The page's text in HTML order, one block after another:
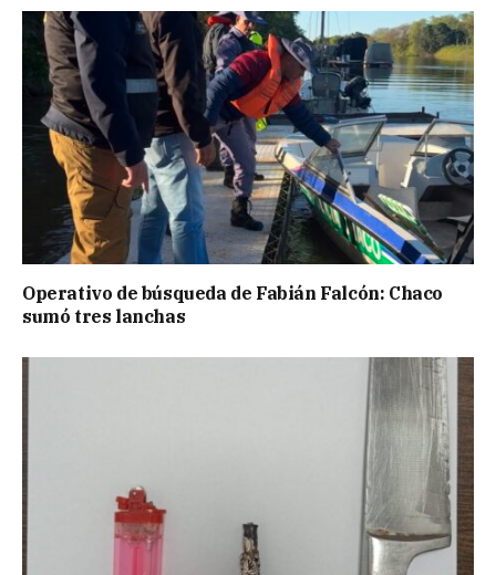
Operativo de búsqueda de Fabián Falcón: Chaco
sumó tres lanchas